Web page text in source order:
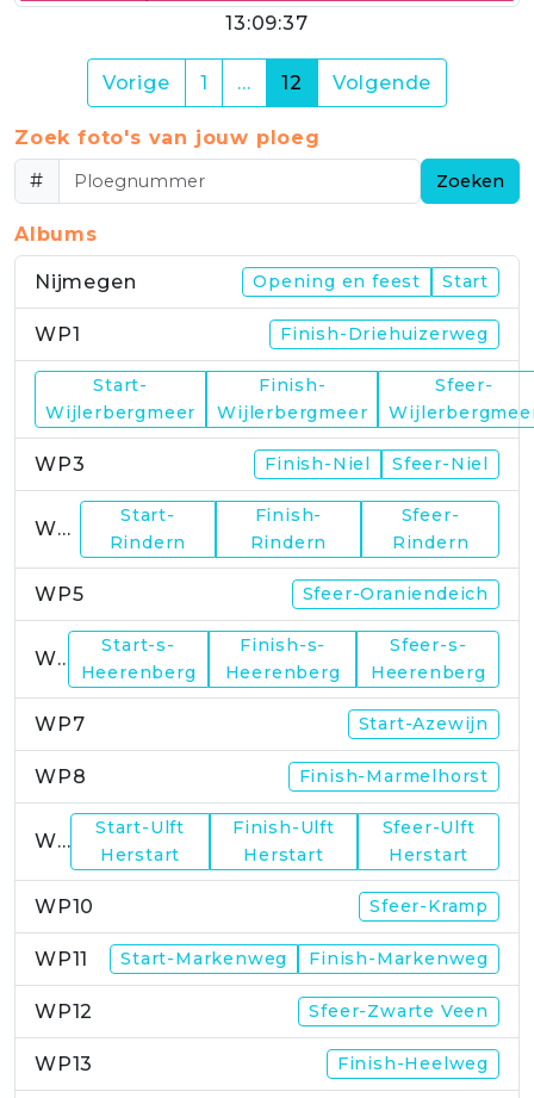
13:09:37
Vorige 1 … 12 (current)
Volgende
Zoek foto's van jouw ploeg
#
Zoeken
Albums
Nijmegen Opening en feest Start
WP1 Finish-Driehuizerweg
Start-
Wijlerbergmeer
Finish-
Wijlerbergmeer
Sfeer-
WP3 Finish-Niel Sfeer-Niel
WP4
Start-
Rindern
Finish-
Rindern
Sfeer-
Rindern
WP5 Sfeer-Oraniendeich
WP6
Start-s-
Heerenberg
Finish-s-
Heerenberg
Sfeer-s-
Heerenberg
WP7 Start-Azewijn
WP8 Finish-Marmelhorst
WP9
Start-Ulft
Herstart
Finish-Ulft
Herstart
Sfeer-Ulft
Herstart
WP10 Sfeer-Kramp
WP11 Start-Markenweg Finish-Markenweg
WP12 Sfeer-Zwarte Veen
WP13 Finish-Heelweg